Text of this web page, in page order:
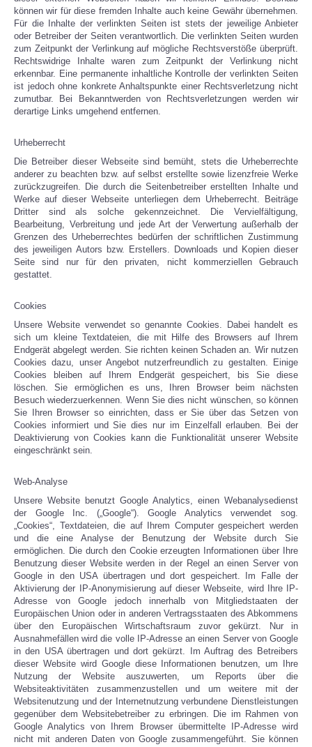
können wir für diese fremden Inhalte auch keine Gewähr übernehmen.
Für die Inhalte der verlinkten Seiten ist stets der jeweilige Anbieter
oder Betreiber der Seiten verantwortlich. Die verlinkten Seiten wurden
zum Zeitpunkt der Verlinkung auf mögliche Rechtsverstöße überprüft.
Rechtswidrige Inhalte waren zum Zeitpunkt der Verlinkung nicht
erkennbar. Eine permanente inhaltliche Kontrolle der verlinkten Seiten
ist jedoch ohne konkrete Anhaltspunkte einer Rechtsverletzung nicht
zumutbar. Bei Bekanntwerden von Rechtsverletzungen werden wir
derartige Links umgehend entfernen.
Urheberrecht
Die Betreiber dieser Webseite sind bemüht, stets die Urheberrechte
anderer zu beachten bzw. auf selbst erstellte sowie lizenzfreie Werke
zurückzugreifen. Die durch die Seitenbetreiber erstellten Inhalte und
Werke auf dieser Webseite unterliegen dem Urheberrecht. Beiträge
Dritter sind als solche gekennzeichnet. Die Vervielfältigung,
Bearbeitung, Verbreitung und jede Art der Verwertung außerhalb der
Grenzen des Urheberrechtes bedürfen der schriftlichen Zustimmung
des jeweiligen Autors bzw. Erstellers. Downloads und Kopien dieser
Seite sind nur für den privaten, nicht kommerziellen Gebrauch
gestattet.
Cookies
Unsere Website verwendet so genannte Cookies. Dabei handelt es
sich um kleine Textdateien, die mit Hilfe des Browsers auf Ihrem
Endgerät abgelegt werden. Sie richten keinen Schaden an. Wir nutzen
Cookies dazu, unser Angebot nutzerfreundlich zu gestalten. Einige
Cookies bleiben auf Ihrem Endgerät gespeichert, bis Sie diese
löschen. Sie ermöglichen es uns, Ihren Browser beim nächsten
Besuch wiederzuerkennen. Wenn Sie dies nicht wünschen, so können
Sie Ihren Browser so einrichten, dass er Sie über das Setzen von
Cookies informiert und Sie dies nur im Einzelfall erlauben. Bei der
Deaktivierung von Cookies kann die Funktionalität unserer Website
eingeschränkt sein.
Web-Analyse
Unsere Website benutzt Google Analytics, einen Webanalysedienst
der Google Inc. („Google“). Google Analytics verwendet sog.
„Cookies“, Textdateien, die auf Ihrem Computer gespeichert werden
und die eine Analyse der Benutzung der Website durch Sie
ermöglichen. Die durch den Cookie erzeugten Informationen über Ihre
Benutzung dieser Website werden in der Regel an einen Server von
Google in den USA übertragen und dort gespeichert. Im Falle der
Aktivierung der IP-Anonymisierung auf dieser Webseite, wird Ihre IP-
Adresse von Google jedoch innerhalb von Mitgliedstaaten der
Europäischen Union oder in anderen Vertragsstaaten des Abkommens
über den Europäischen Wirtschaftsraum zuvor gekürzt. Nur in
Ausnahmefällen wird die volle IP-Adresse an einen Server von Google
in den USA übertragen und dort gekürzt. Im Auftrag des Betreibers
dieser Website wird Google diese Informationen benutzen, um Ihre
Nutzung der Website auszuwerten, um Reports über die
Websiteaktivitäten zusammenzustellen und um weitere mit der
Websitenutzung und der Internetnutzung verbundene Dienstleistungen
gegenüber dem Websitebetreiber zu erbringen. Die im Rahmen von
Google Analytics von Ihrem Browser übermittelte IP-Adresse wird
nicht mit anderen Daten von Google zusammengeführt. Sie können